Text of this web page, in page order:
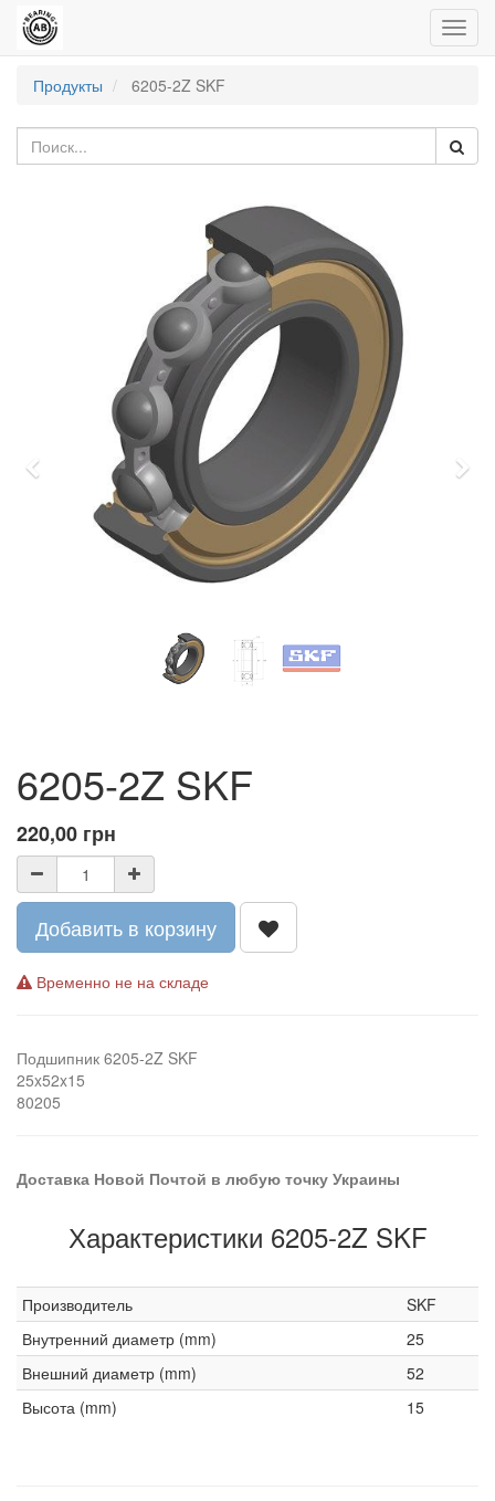
Продукты
6205-2Z SKF
Previous
6205-2Z SKF
220,00 грн
Добавить в корзину
Временно не на складе
Подшипник 6205-2Z SKF
25x52x15
80205
Доставка Новой Почтой в любую точку Украины
Характеристики 6205-2Z SKF
Производитель
SKF
Внутренний диаметр (mm)
25
Внешний диаметр (mm)
52
Высота (mm)
15